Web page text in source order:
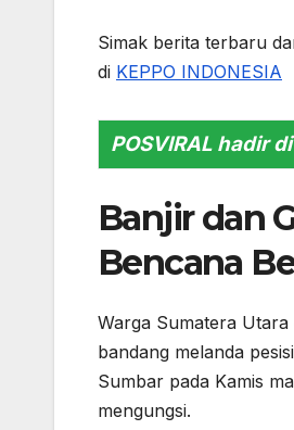
Simak berita terbaru
di KEPPO INDONESIA
POSVIRAL hadir
Banjir dan
Bencana
Warga Sumatera
bandang melanda
Sumbar pada Kamis
mengungsi.